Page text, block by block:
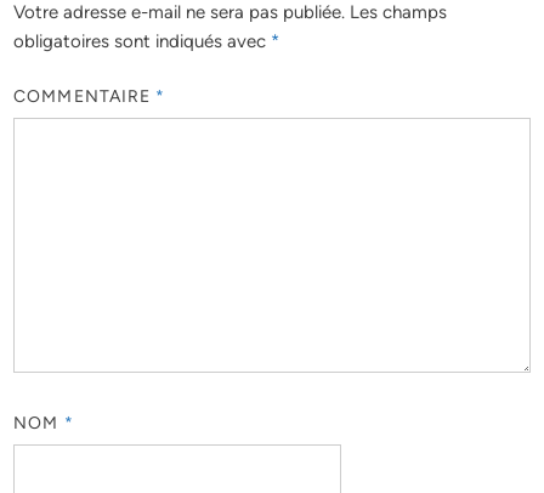
Votre adresse e-mail ne sera pas publiée. Les champs
obligatoires sont indiqués avec *
COMMENTAIRE *
NOM *